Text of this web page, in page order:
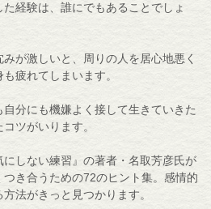
経験は、誰にでもあることでしょ
が激しいと、周りの人を居心地悪く
疲れてしまいます。
分にも機嫌よく接して生きていきた
ツがいります。
しない練習』の著者・名取芳彦氏が
き合うための72のヒント集。感情的
法がきっと見つかります。